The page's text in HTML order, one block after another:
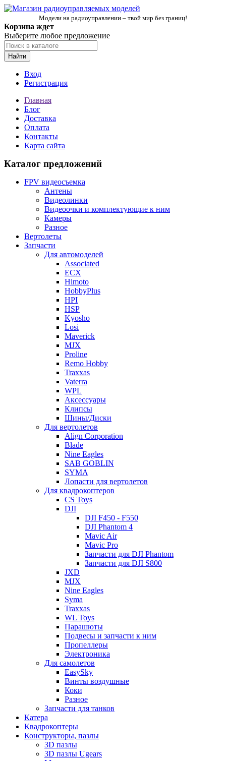
Модели на радиоуправлении – твой мир без границ!
Корзина ждет
Выберите любое предложение
Найти
Вход
Регистрация
Главная
Блог
Доставка
Оплата
Контакты
Карта сайта
Каталог предложений
FPV видеосъемка
Антены
Видеолинки
Видеоочки и комплектующие к ним
Камеры
Разное
Вертолеты
Запчасти
Для автомоделей
Associated
ECX
Himoto
HobbyPlus
HPI
HSP
Kyosho
Losi
Maverick
MJX
Proline
Remo Hobby
Traxxas
Vaterra
WPL
Аксессуары
Клипсы
Шины/Диски
Для вертолетов
Align Corporation
Blade
Nine Eagles
SAB GOBLIN
SYMA
Лопасти для вертолетов
Для квадрокоптеров
CS Toys
DJI
DJI F450 - F550
DJI Phantom 4
Mavic Air
Mavic Pro
Запчасти для DJI Phantom
Запчасти для DJI S800
JXD
MJX
Nine Eagles
Syma
Traxxas
WL Toys
Парашюты
Подвесы и запчасти к ним
Пропеллеры
Электроника
Для самолетов
EasySky
Винты воздушные
Коки
Разное
Запчасти для танков
Катера
Квадрокоптеры
Конструкторы, пазлы
3D пазлы
3D пазлы Ugears